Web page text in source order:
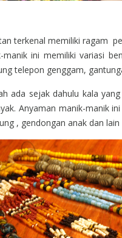
terkenal memiliki ragam
manik ini memiliki variasi
telepon genggam,
ada sejak dahulu kala
Anyaman manik-manik
, gendongan anak dan lain